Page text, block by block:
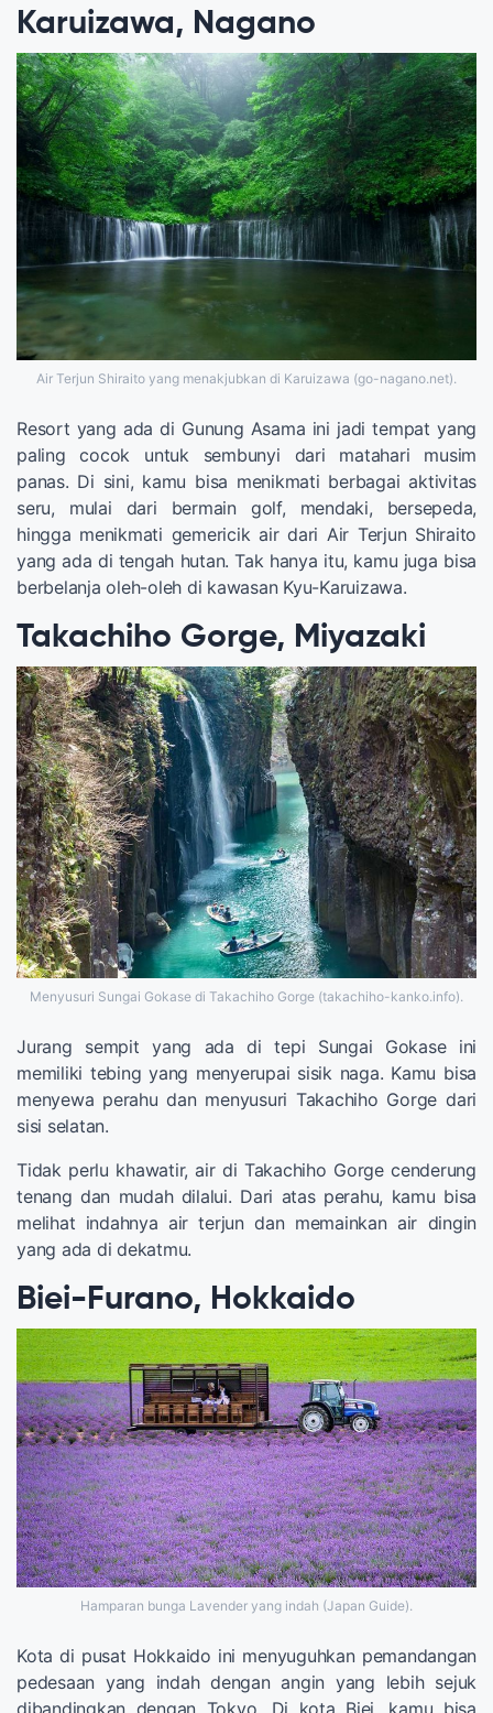
Karuizawa, Nagano
Air Terjun Shiraito yang menakjubkan di Karuizawa (go-nagano.net).
Resort yang ada di Gunung Asama ini jadi tempat yang
paling cocok untuk sembunyi dari matahari musim
panas. Di sini, kamu bisa menikmati berbagai aktivitas
seru, mulai dari bermain golf, mendaki, bersepeda,
hingga menikmati gemericik air dari Air Terjun Shiraito
yang ada di tengah hutan. Tak hanya itu, kamu juga bisa
berbelanja oleh-oleh di kawasan Kyu-Karuizawa.
Takachiho Gorge, Miyazaki
Menyusuri Sungai Gokase di Takachiho Gorge (takachiho-kanko.info).
Jurang sempit yang ada di tepi Sungai Gokase ini
memiliki tebing yang menyerupai sisik naga. Kamu bisa
menyewa perahu dan menyusuri Takachiho Gorge dari
sisi selatan.
Tidak perlu khawatir, air di Takachiho Gorge cenderung
tenang dan mudah dilalui. Dari atas perahu, kamu bisa
melihat indahnya air terjun dan memainkan air dingin
yang ada di dekatmu.
Biei-Furano, Hokkaido
Hamparan bunga Lavender yang indah (Japan Guide).
Kota di pusat Hokkaido ini menyuguhkan pemandangan
pedesaan yang indah dengan angin yang lebih sejuk